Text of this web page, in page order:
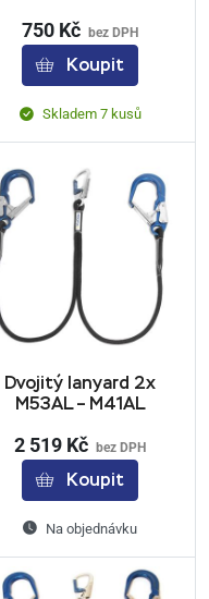
750 Kč bez DPH
Koupit
Skladem 7 kusů
Dvojitý lanyard 2x
M53AL – M41AL
2 519 Kč bez DPH
Koupit
Na objednávku